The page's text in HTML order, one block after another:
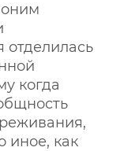
отделилась
когда
иное, как